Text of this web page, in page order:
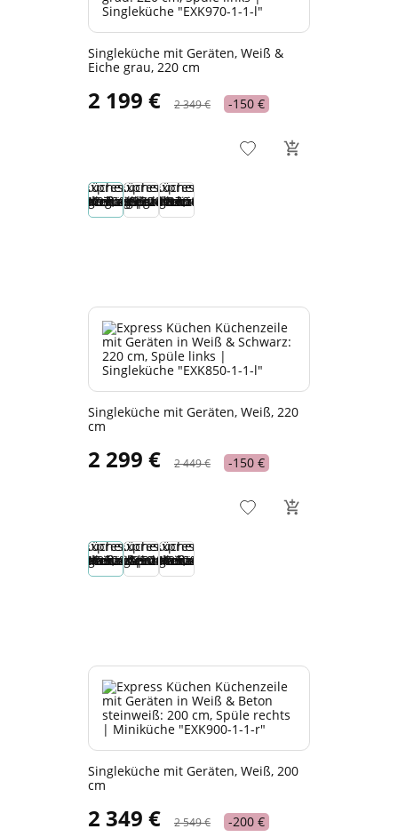
Singleküche mit Geräten, Weiß &
Eiche grau, 220 cm
2 199 € 2 349 € -150 €
Singleküche mit Geräten, Weiß, 220
cm
2 299 € 2 449 € -150 €
Singleküche mit Geräten, Weiß, 200
cm
2 349 € 2 549 € -200 €